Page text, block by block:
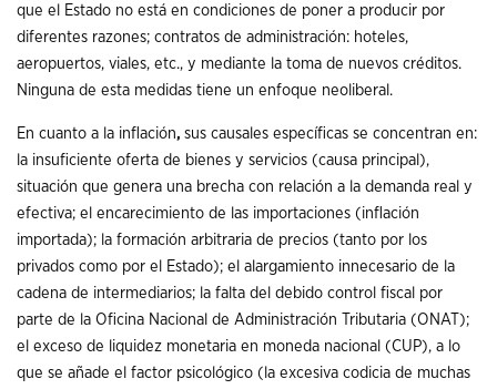
que el Estado no está en condiciones de poner a producir por
diferentes razones; contratos de administración: hoteles,
aeropuertos, viales, etc., y mediante la toma de nuevos créditos.
Ninguna de esta medidas tiene un enfoque neoliberal.
En cuanto a la inflación, sus causales específicas se concentran en:
la insuficiente oferta de bienes y servicios (causa principal),
situación que genera una brecha con relación a la demanda real y
efectiva; el encarecimiento de las importaciones (inflación
importada); la formación arbitraria de precios (tanto por los
privados como por el Estado); el alargamiento innecesario de la
cadena de intermediarios; la falta del debido control fiscal por
parte de la Oficina Nacional de Administración Tributaria (ONAT);
el exceso de liquidez monetaria en moneda nacional (CUP), a lo
que se añade el factor psicológico (la excesiva codicia de muchas